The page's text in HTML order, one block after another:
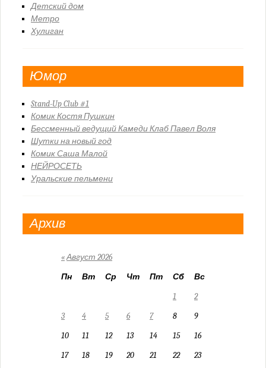
Детский дом
Метро
Хулиган
Юмор
Stand-Up Club #1
Комик Костя Пушкин
Бессменный ведущий Камеди Клаб Павел Воля
Шутки на новый год
Комик Саша Малой
НЕЙРОСЕТЬ
Уральские пельмени
Архив
«Август 2026
Пн
Вт Ср Чт Пт Сб
Вс
1
2
3
4 5 6 7 8
9
10
11 12 13 14 15
16
17
18 19 20 21 22
23